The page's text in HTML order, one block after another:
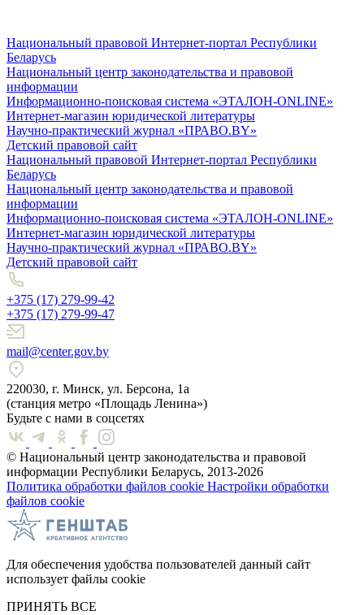
Национальный правовой Интернет-портал Республики
Беларусь
Национальный центр законодательства и правовой
информации
Информационно-поисковая система «ЭТАЛОН-ONLINE»
Интернет-магазин юридической литературы
Научно-практический журнал «ПРАВО.BY»
Детский правовой сайт
Национальный правовой Интернет-портал Республики
Беларусь
Национальный центр законодательства и правовой
информации
Информационно-поисковая система «ЭТАЛОН-ONLINE»
Интернет-магазин юридической литературы
Научно-практический журнал «ПРАВО.BY»
Детский правовой сайт
+375 (17) 279-99-42
+375 (17) 279-99-47
mail@center.gov.by
220030, г. Минск, ул. Берсона, 1а
(станция метро «Площадь Ленина»)
Будьте с нами в соцсетях
© Национальный центр законодательства и правовой
информации Республики Беларусь, 2013-2026
Политика обработки файлов cookie Настройки обработки
файлов cookie
Для обеспечения удобства пользователей данный сайт
использует файлы cookie
ПРИНЯТЬ ВСЕ